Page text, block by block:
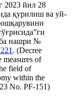
2023 йил 28
қурилиш ва уй-
нашри №
. (Decree
of
field of
within the
No. PF-151)